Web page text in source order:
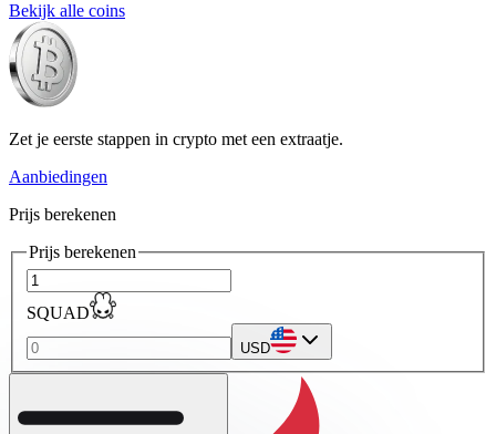
Bekijk alle coins
Zet je eerste stappen in crypto met een extraatje.
Aanbiedingen
Prijs berekenen
Prijs berekenen
SQUAD
USD